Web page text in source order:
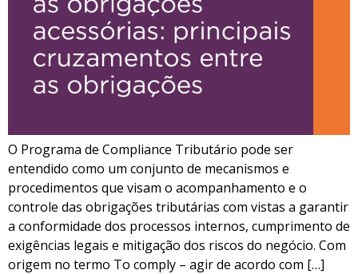
O Programa de Compliance Tributário pode ser
entendido como um conjunto de mecanismos e
procedimentos que visam o acompanhamento e o
controle das obrigações tributárias com vistas a garantir
a conformidade dos processos internos, cumprimento de
exigências legais e mitigação dos riscos do negócio. Com
origem no termo To comply – agir de acordo com […]